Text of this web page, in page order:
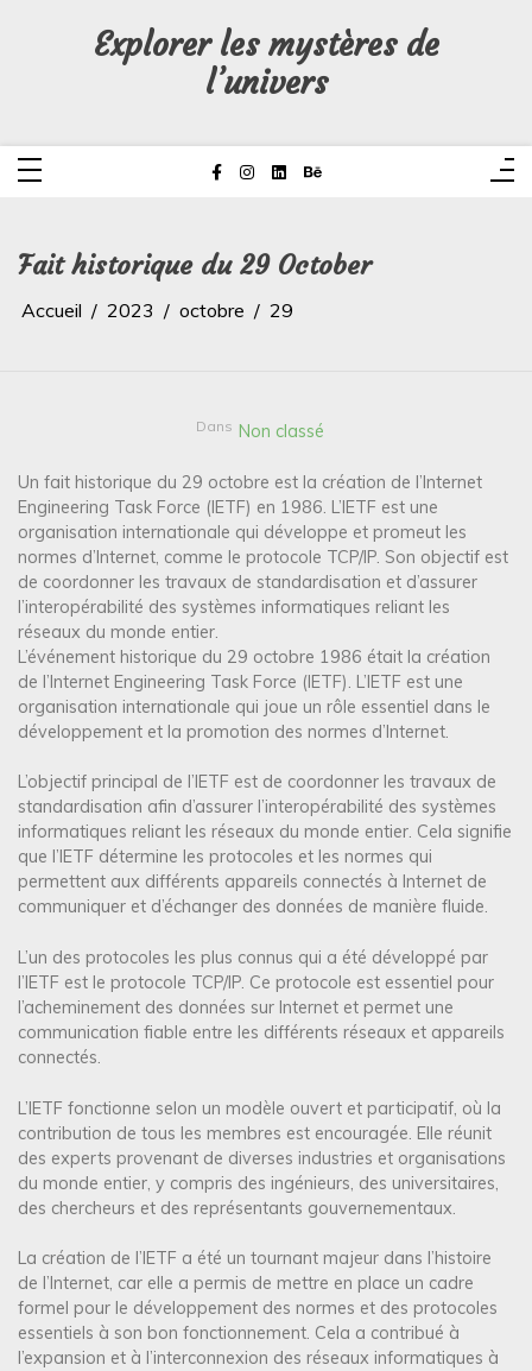
Explorer les mystères de
l’univers
Fait historique du 29 October
Accueil 2023 octobre 29
Dans Non classé
Un fait historique du 29 octobre est la création de l’Internet
Engineering Task Force (IETF) en 1986. L’IETF est une
organisation internationale qui développe et promeut les
normes d’Internet, comme le protocole TCP/IP. Son objectif est
de coordonner les travaux de standardisation et d’assurer
l’interopérabilité des systèmes informatiques reliant les
réseaux du monde entier.
L’événement historique du 29 octobre 1986 était la création
de l’Internet Engineering Task Force (IETF). L’IETF est une
organisation internationale qui joue un rôle essentiel dans le
développement et la promotion des normes d’Internet.
L’objectif principal de l’IETF est de coordonner les travaux de
standardisation afin d’assurer l’interopérabilité des systèmes
informatiques reliant les réseaux du monde entier. Cela signifie
que l’IETF détermine les protocoles et les normes qui
permettent aux différents appareils connectés à Internet de
communiquer et d’échanger des données de manière fluide.
L’un des protocoles les plus connus qui a été développé par
l’IETF est le protocole TCP/IP. Ce protocole est essentiel pour
l’acheminement des données sur Internet et permet une
communication fiable entre les différents réseaux et appareils
connectés.
L’IETF fonctionne selon un modèle ouvert et participatif, où la
contribution de tous les membres est encouragée. Elle réunit
des experts provenant de diverses industries et organisations
du monde entier, y compris des ingénieurs, des universitaires,
des chercheurs et des représentants gouvernementaux.
La création de l’IETF a été un tournant majeur dans l’histoire
de l’Internet, car elle a permis de mettre en place un cadre
formel pour le développement des normes et des protocoles
essentiels à son bon fonctionnement. Cela a contribué à
l’expansion et à l’interconnexion des réseaux informatiques à